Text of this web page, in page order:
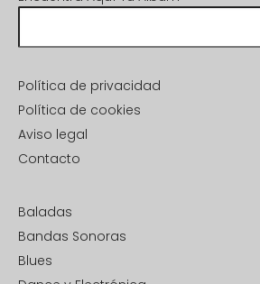
Política de privacidad
Política de cookies
Aviso legal
Contacto
Baladas
Bandas Sonoras
Blues